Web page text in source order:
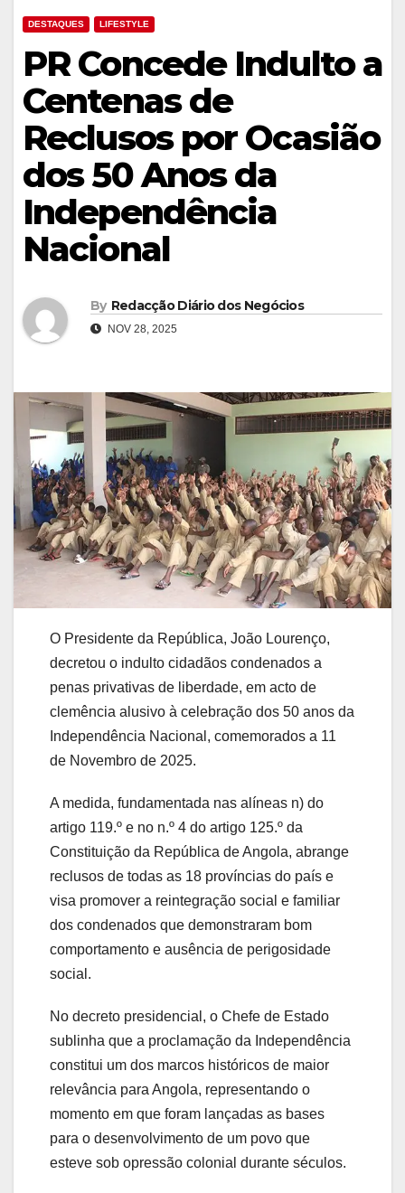
DESTAQUES LIFESTYLE
PR Concede Indulto a
Centenas de
Reclusos por Ocasião
dos 50 Anos da
Independência
Nacional
By Redacção Diário dos Negócios
NOV 28, 2025
O Presidente da República, João Lourenço,
decretou o indulto cidadãos condenados a
penas privativas de liberdade, em acto de
clemência alusivo à celebração dos 50 anos da
Independência Nacional, comemorados a 11
de Novembro de 2025.
A medida, fundamentada nas alíneas n) do
artigo 119.º e no n.º 4 do artigo 125.º da
Constituição da República de Angola, abrange
reclusos de todas as 18 províncias do país e
visa promover a reintegração social e familiar
dos condenados que demonstraram bom
comportamento e ausência de perigosidade
social.
No decreto presidencial, o Chefe de Estado
sublinha que a proclamação da Independência
constitui um dos marcos históricos de maior
relevância para Angola, representando o
momento em que foram lançadas as bases
para o desenvolvimento de um povo que
esteve sob opressão colonial durante séculos.